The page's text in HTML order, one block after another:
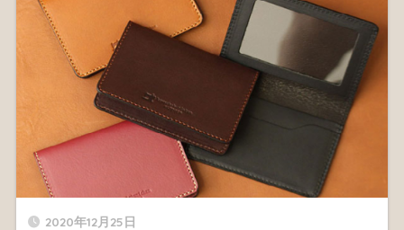
2020年12月25日